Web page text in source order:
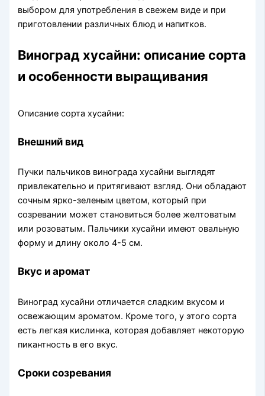
выбором для употребления в свежем виде и при
приготовлении различных блюд и напитков.
Виноград хусайни: описание сорта
и особенности выращивания
Описание сорта хусайни:
Внешний вид
Пучки пальчиков винограда хусайни выглядят
привлекательно и притягивают взгляд. Они обладают
сочным ярко-зеленым цветом, который при
созревании может становиться более желтоватым
или розоватым. Пальчики хусайни имеют овальную
форму и длину около 4-5 см.
Вкус и аромат
Виноград хусайни отличается сладким вкусом и
освежающим ароматом. Кроме того, у этого сорта
есть легкая кислинка, которая добавляет некоторую
пикантность в его вкус.
Сроки созревания